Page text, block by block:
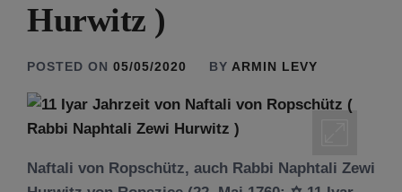
Hurwitz )
POSTED ON 05/05/2020 BY ARMIN LEVY
Naftali von Ropschütz, auch Rabbi Naphtali Zewi